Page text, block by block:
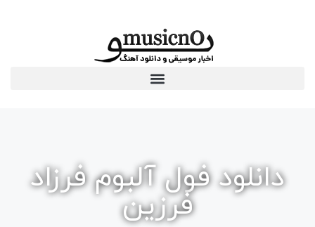
دانلود فول آلبوم فرزاد
فرزین